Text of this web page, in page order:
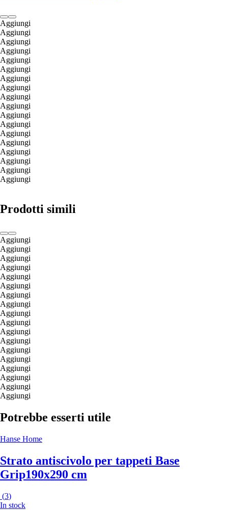
Aggiungi
Aggiungi
Aggiungi
Aggiungi
Aggiungi
Aggiungi
Aggiungi
Aggiungi
Aggiungi
Aggiungi
Aggiungi
Aggiungi
Aggiungi
Aggiungi
Aggiungi
Aggiungi
Aggiungi
Aggiungi
Prodotti simili
Aggiungi
Aggiungi
Aggiungi
Aggiungi
Aggiungi
Aggiungi
Aggiungi
Aggiungi
Aggiungi
Aggiungi
Aggiungi
Aggiungi
Aggiungi
Aggiungi
Aggiungi
Aggiungi
Aggiungi
Aggiungi
Potrebbe esserti utile
Hanse Home
Strato antiscivolo per tappeti Base
Grip190x290 cm
(3)
In stock